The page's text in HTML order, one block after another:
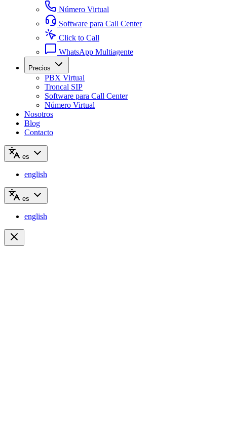
Número Virtual
Software para Call Center
Click to Call
WhatsApp Multiagente
Precios
PBX Virtual
Troncal SIP
Software para Call Center
Número Virtual
Nosotros
Blog
Contacto
es
english
es
english